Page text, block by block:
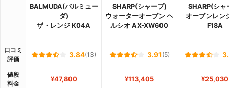
BALMUDA(バルミュー
ダ)
ザ・レンジ K04A
SHARP(シャープ)
ウォーターオーブン ヘ
ルシオ AX-XW600
SHARP(シャ
オーブンレン
F18A
口コミ
評価
3.84(13) 3.91 (5)
値段
料金
¥47,800 ¥113,405 ¥25,030